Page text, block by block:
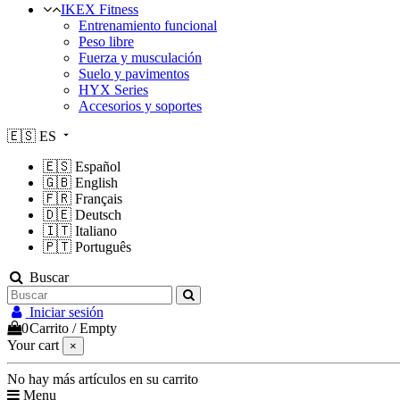
IKEX Fitness
Entrenamiento funcional
Peso libre
Fuerza y musculación
Suelo y pavimentos
HYX Series
Accesorios y soportes
🇪🇸 ES
🇪🇸 Español
🇬🇧 English
🇫🇷 Français
🇩🇪 Deutsch
🇮🇹 Italiano
🇵🇹 Português
Buscar
Iniciar sesión
0Carrito /Empty
Your cart
×
No hay más artículos en su carrito
Menu